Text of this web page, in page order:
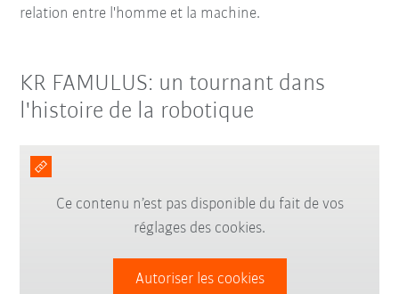
relation entre l'homme et la machine.
KR FAMULUS: un tournant dans
l'histoire de la robotique
Ce contenu n’est pas disponible du fait de vos
réglages des cookies.
Autoriser les cookies